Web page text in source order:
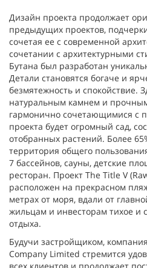
Дизайн проекта продолжает
предыдущих проектов,
сочетая ее с современной
сочетании с архитектурными
Бутана был разработан
Детали становятся богаче и
безмятежность и спокойствие.
натуральным камнем и
гармонично сочетающимися с
проекта будет огромный сад,
отобранных растений. Более
территория общего
7 бассейнов, сауны, детские
ресторан. Проект The Title V
расположен на прекрасном
метрах от моря, вдали от
жильцам и инвесторам тихое и
отдыха.
Будучи застройщиком,
Company Limited стремится